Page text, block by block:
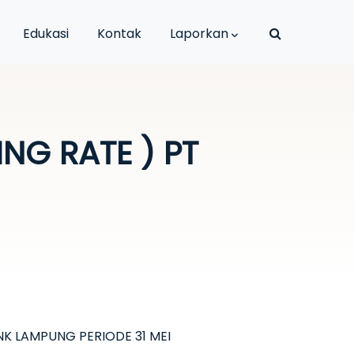
Edukasi Kontak Laporkan
RATE ) PT